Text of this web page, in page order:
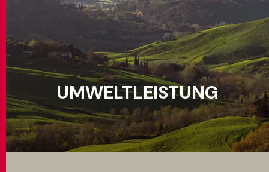
MAGAZINE
KONTAKTE
MATCH APP
UMWELTLEISTUNG